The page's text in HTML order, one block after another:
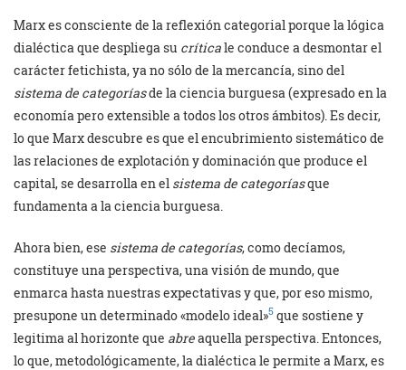
Marx es consciente de la reflexión categorial porque la lógica
dialéctica que despliega su críticale conduce a desmontar el
carácter fetichista, ya no sólo de la mercancía, sino del
sistema de categoríasde la ciencia burguesa (expresado en la
economía pero extensible a todos los otros ámbitos). Es decir,
lo que Marx descubre es que el encubrimiento sistemático de
las relaciones de explotación y dominación que produce el
capital, se desarrolla en el sistema de categoríasque
fundamenta a la ciencia burguesa.
Ahora bien, ese sistema de categorías, como decíamos,
constituye una perspectiva, una visión de mundo, que
enmarca hasta nuestras expectativas y que, por eso mismo,
presupone un determinado «modelo ideal»5 que sostiene y
legitima al horizonte que abreaquella perspectiva. Entonces,
lo que, metodológicamente, la dialéctica le permite a Marx, es